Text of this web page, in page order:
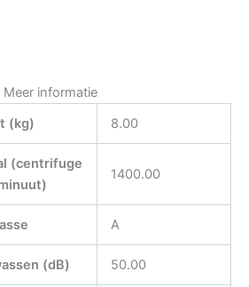
Meer informatie
(kg)
8.00
(centrifuge
1400.00
A
(dB) 50.00